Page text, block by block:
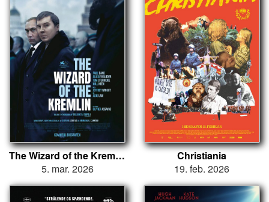
The Wizard of the Kremlin
5. mar. 2026
Christiania
19. feb. 2026